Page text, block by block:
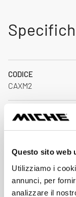
Questo sito web
Utilizziamo i
annunci, per
analizzare il
CODICE
CAXM2
PESO (G)
DENTATURE
15 / 17 / 19 / 21 / 24 /
DENTATURE PRIMA